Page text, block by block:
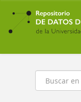
Ir
contenido
principal
Buscar